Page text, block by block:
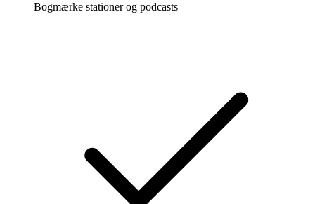
Bogmærke stationer og podcasts